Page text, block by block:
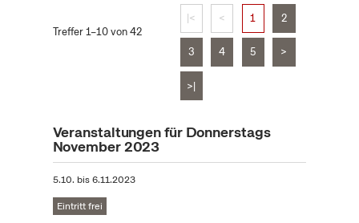
Treffer 1–10 von 42
|< < 1 2
3 4 5 >
>|
Veranstaltungen für Donnerstags
November 2023
5.10. bis6.11.2023
Eintritt frei